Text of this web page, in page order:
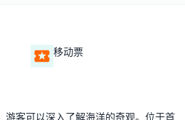
移动票
游客可以深入了解海洋的奇观。位于首